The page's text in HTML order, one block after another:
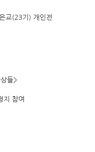
교(23기) 개인전
들>
지 참여